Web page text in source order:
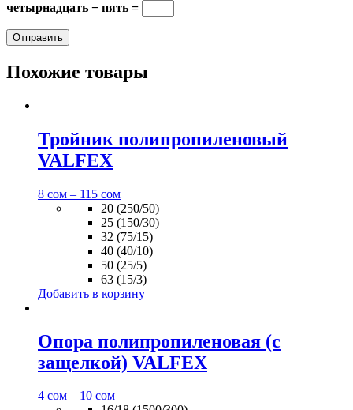
четырнадцать − пять =
Похожие товары
Тройник полипропиленовый
VALFEX
8 сом – 115 сом
20 (250/50)
25 (150/30)
32 (75/15)
40 (40/10)
50 (25/5)
63 (15/3)
Добавить в корзину
Опора полипропиленовая (с
защелкой) VALFEX
4 сом – 10 сом